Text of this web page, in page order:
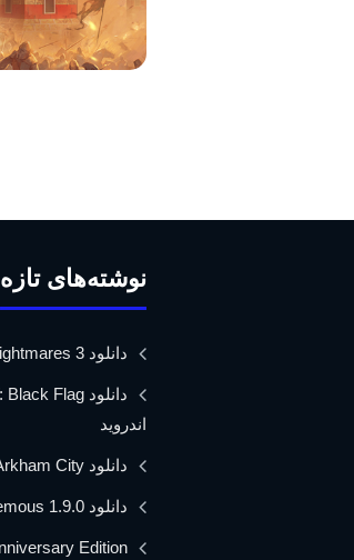
نوشته‌های تازه
دانلود little nightmares 3 برای اندروید
اندروید
دانلود Batman: Arkham City برای اندروید
دانلود Blasphemous 1.9.0 برای اندروید